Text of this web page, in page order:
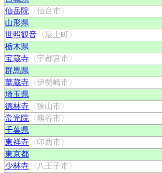
仙岳院 〈仙台市〉
山形県
世照観音 〈最上町〉
栃木県
宝蔵寺 〈宇都宮市〉
群馬県
華蔵寺 〈伊勢崎市〉
埼玉県
徳林寺 〈狭山市〉
常光院 〈熊谷市〉
千葉県
東祥寺 〈印西市〉
東京都
少林寺 〈八王子市〉